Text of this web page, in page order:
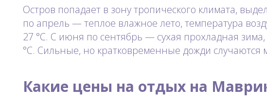
Остров попадает в зону тропического климата,
по апрель — теплое влажное лето, температура
27 °C. С июня по сентябрь — сухая прохладная
°C. Сильные, но кратковременные дожди случаются
Какие цены на отдых на